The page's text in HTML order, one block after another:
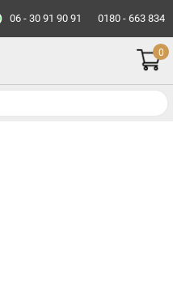
06 - 30 91 90 91 0180 - 663 834
0